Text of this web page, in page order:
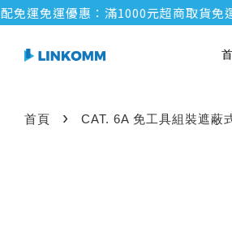
免運優惠：滿1000元超商取貨免運、
首頁 › CAT. 6A 免工具組裝遮蔽